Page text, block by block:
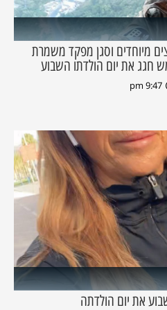
מיוחדים וסגן מפקד משמרת
חגג את יום הולדתו השבוע
9:47 pm
את יום הולדתה